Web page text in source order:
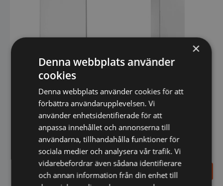
Kylskåp 580 l, Arktic,
Kitchen Line, GN 2/1, 230 V
/ 350 W, 685 x 800 x 2100
15.792,00SEK
19.740,00SEK
7.898,00 SEK
11.500,00 SEK
×
Denna webbplats använder
cookies
Denna webbplats använder cookies för att
förbättra användarupplevelsen. Vi
använder enhetsidentifierade för att
anpassa innehållet och annonserna till
användarna, tillhandahålla funktioner för
sociala medier och analysera vår trafik. Vi
vidarebefordrar även sådana identifierare
och annan information från din enhet till